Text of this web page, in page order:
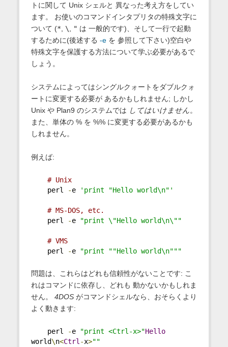
トに関して Unix シェルと 異なった考え方をしてい
ます。 お使いのコマンドインタプリタの特殊文字に
ついて (* \ " は 一般的です)、そして一行で起動
するために(後述する -eを 参照して下さい)空白や
特殊文字を保護する方法について学ぶ必要があるで
しょう。
システムによってはシングルクォートをダブルクォ
ートに変更する必要が あるかもしれません; しかし
Unix や Plan9 のシステムでは してはいけません。
また、単体の % を %% に変更する必要があるかも
しれません。
例えば:
# Unix
perl
-e 'print "Hello world\n"'
# MS-DOS, etc.
perl
-e "print \"Hello world\n\""
# VMS
perl
-e "print ""Hello world\n"""
問題は、これらはどれも信頼性がないことです: こ
れはコマンドに依存し、どれも 動かないかもしれま
せん。 4DOSがコマンドシェルなら、おそらくより
よく動きます:
perl -e "print <Ctrl-x>"Hello
world\n<Ctrl -x>""